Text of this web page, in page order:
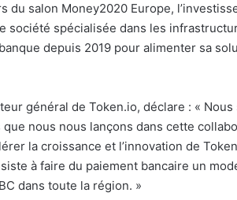
i
e
l
du salon Money2020 Europe,
société spécialisée dans les
depuis 2019 pour alimenter sa
général de Token.io, déclare : «
que nous nous lançons dans cette
la croissance et l’innovation de
à faire du paiement bancaire un
dans toute la région. »